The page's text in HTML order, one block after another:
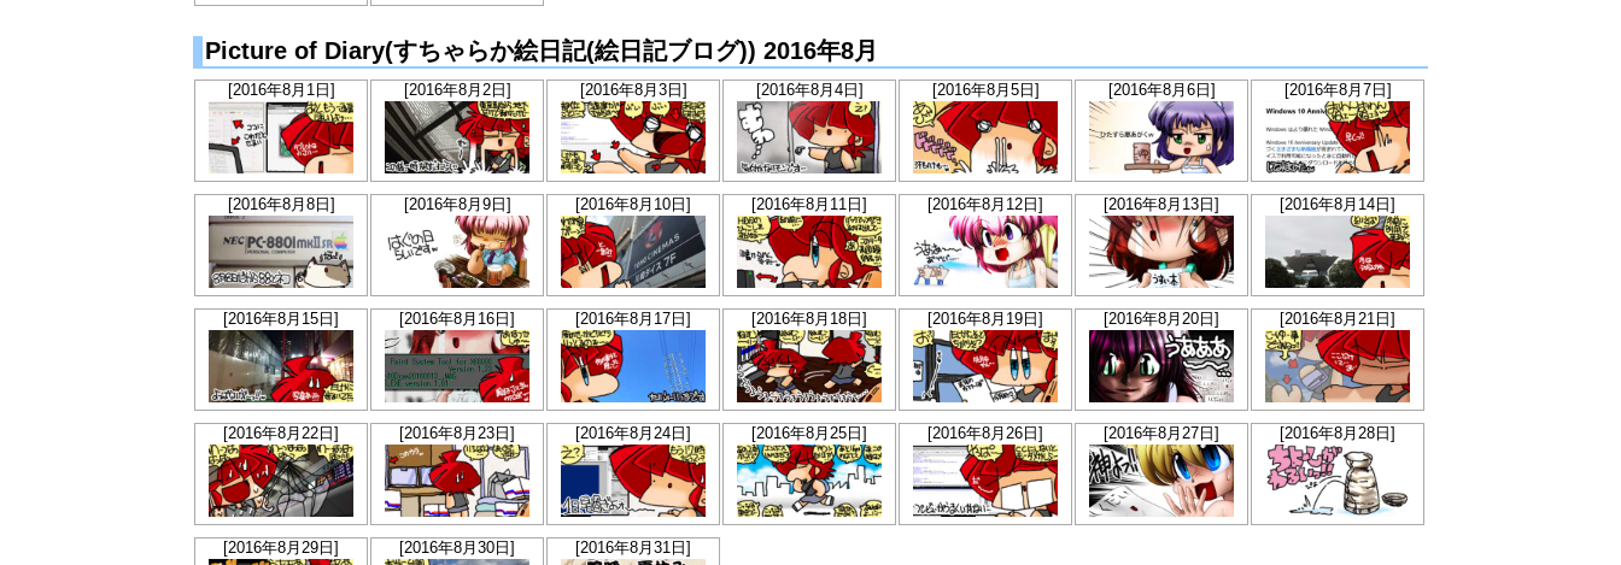
Picture of Diary(すちゃらか絵日記(絵日記ブログ)) 2016年8月
[2016年8月1日] [2016年8月2日] [2016年8月3日] [2016年8月4日] [2016年8月5日] [2016年8月6日] [2016年8月7日]
[2016年8月8日] [2016年8月9日] [2016年8月10日] [2016年8月11日] [2016年8月12日] [2016年8月13日] [2016年8月14日]
[2016年8月15日] [2016年8月16日] [2016年8月17日] [2016年8月18日] [2016年8月19日] [2016年8月20日] [2016年8月21日]
[2016年8月22日] [2016年8月23日] [2016年8月24日] [2016年8月25日] [2016年8月26日] [2016年8月27日] [2016年8月28日]
[2016年8月29日] [2016年8月30日] [2016年8月31日]